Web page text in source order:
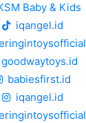
Baby & Kids
iqangel.id
goodwaytoys.id
babiesfirst.id
iqangel.id